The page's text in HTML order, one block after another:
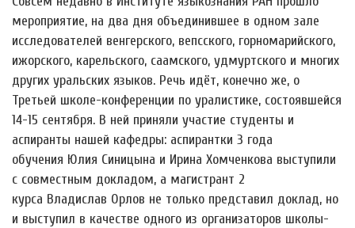
мероприятие, на два дня объединившее в одном зале
исследователей венгерского, вепсского, горномарийского,
ижорского, карельского, саамского, удмуртского и многих
других уральских языков. Речь идёт, конечно же, о
Третьей школе-конференции по уралистике, состоявшейся
14-15 сентября. В ней приняли участие студенты и
аспиранты нашей кафедры: аспирантки 3 года
обучения Юлия Синицына и Ирина Хомченкова выступили
с совместным докладом, а магистрант 2
курса Владислав Орлов не только представил доклад, но
и выступил в качестве одного из организаторов школы-